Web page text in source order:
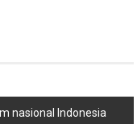
nasional Indonesia